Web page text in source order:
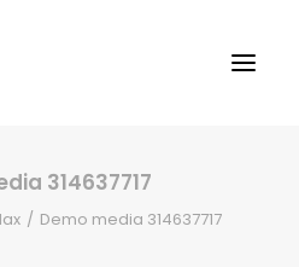
314637717
Demo media 314637717